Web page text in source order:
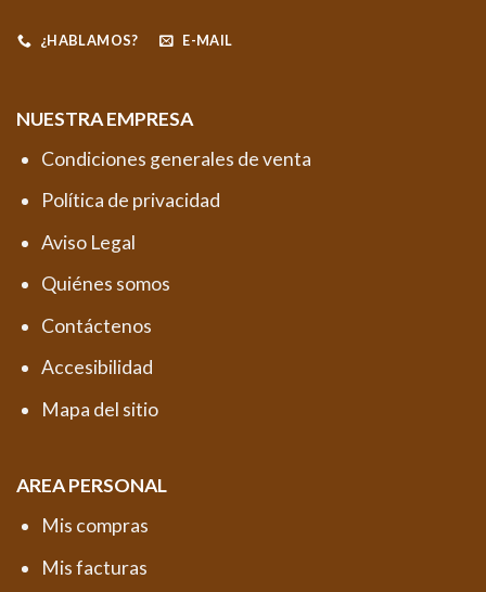
¿HABLAMOS? E-MAIL
NUESTRA EMPRESA
Condiciones generales de venta
Política de privacidad
Aviso Legal
Quiénes somos
Contáctenos
Accesibilidad
Mapa del sitio
AREA PERSONAL
Mis compras
Mis facturas